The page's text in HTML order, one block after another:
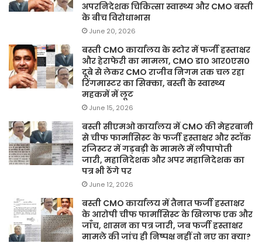
अपरनिदेशक चिकित्सा स्वास्थ्य और CMO बस्ती
के बीच विरोधाभास
June 20, 2026
बस्ती CMO कार्यालय के स्टोर में फर्जी हस्ताक्षर
और हेराफेरी का मामला, CMO डा० आर०एस०
दूबे से लेकर CMO राजीव निगम तक चल रहा
रिंगमास्टर का सिक्का, बस्ती के स्वास्थ्य
महकमें में लूट
June 15, 2026
बस्ती सीएमओ कार्यालय में CMO की मेहरबानी
से चीफ फार्मासिस्ट के फर्जी हस्ताक्षर और स्टॉक
रजिस्टर में गड़बड़ी के मामले में लीपापोती
जारी, महानिदेशक और अपर महानिदेशक का
पत्र भी ठेंगे पर
June 12, 2026
बस्ती CMO कार्यालय में तैनात फर्जी हस्ताक्षर
के आरोपी चीफ फार्मासिस्ट के खिलाफ एक और
जाँच, शासन का पत्र जारी, जब फर्जी हस्ताक्षर
मामले की जांच ही निष्पक्ष नहीं तो नए का क्या?